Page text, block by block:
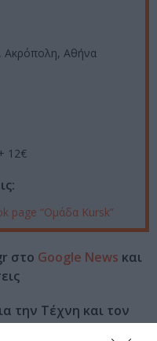
Αθήνα
12€
page “Ομάδα Kursk”
στο Google News και
την Τέχνη και τον